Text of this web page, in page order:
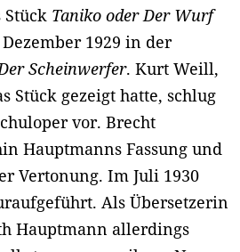
Stück Taniko oder Der Wurf
1929 in der
Scheinwerfer. Kurt Weill,
Stück gezeigt hatte, schlug
vor. Brecht
Hauptmanns Fassung und
Vertonung. Im Juli 1930
Als Übersetzerin
Hauptmann allerdings